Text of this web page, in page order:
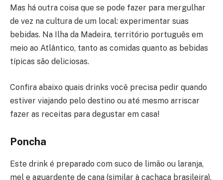
Mas há outra coisa que se pode fazer para mergulhar
de vez na cultura de um local: experimentar suas
bebidas. Na Ilha da Madeira, território português em
meio ao Atlântico, tanto as comidas quanto as bebidas
típicas são deliciosas.
Confira abaixo quais drinks você precisa pedir quando
estiver viajando pelo destino ou até mesmo arriscar
fazer as receitas para degustar em casa!
Poncha
Este drink é preparado com suco de limão ou laranja,
mel e aguardente de cana (similar à cachaça brasileira).